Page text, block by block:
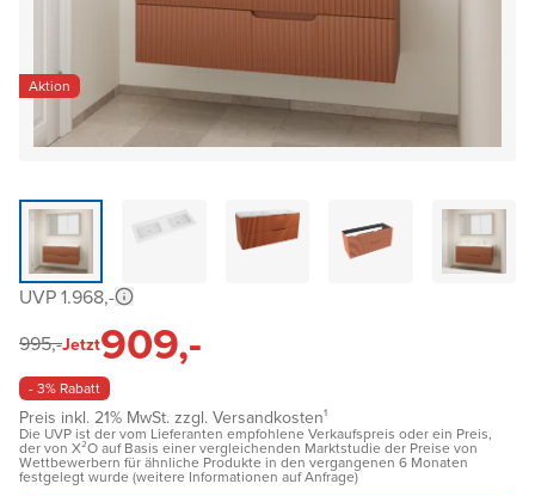
Aktion
UVP 1.968,-
995,-Jetzt909,-
- 3% Rabatt
Preis inkl. 21% MwSt. zzgl. Versandkosten¹
Die UVP ist der vom Lieferanten empfohlene Verkaufspreis oder ein Preis,
der von X²O auf Basis einer vergleichenden Marktstudie der Preise von
Wettbewerbern für ähnliche Produkte in den vergangenen 6 Monaten
festgelegt wurde (weitere Informationen auf Anfrage)